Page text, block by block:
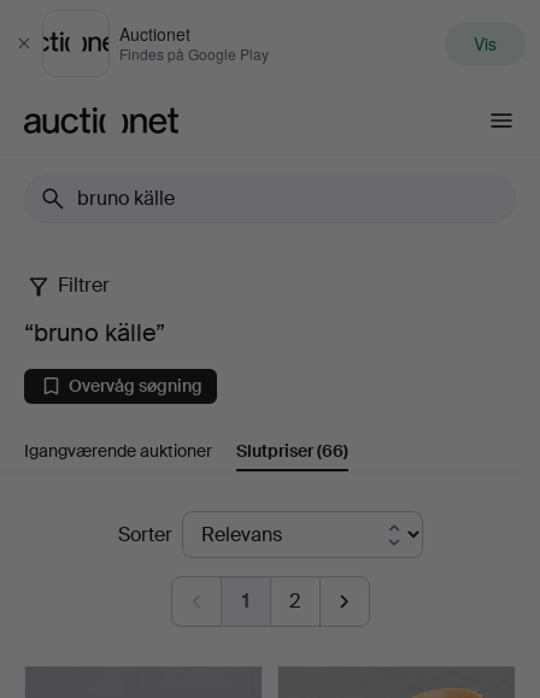
Luk
Auctionet
Findes på Google Play Vis
“bruno
källe”
Filtrer
“bruno källe”
Overvåg søgning
Igangværende auktioner Slutpriser(66)
SlutpriserSorter
1 2